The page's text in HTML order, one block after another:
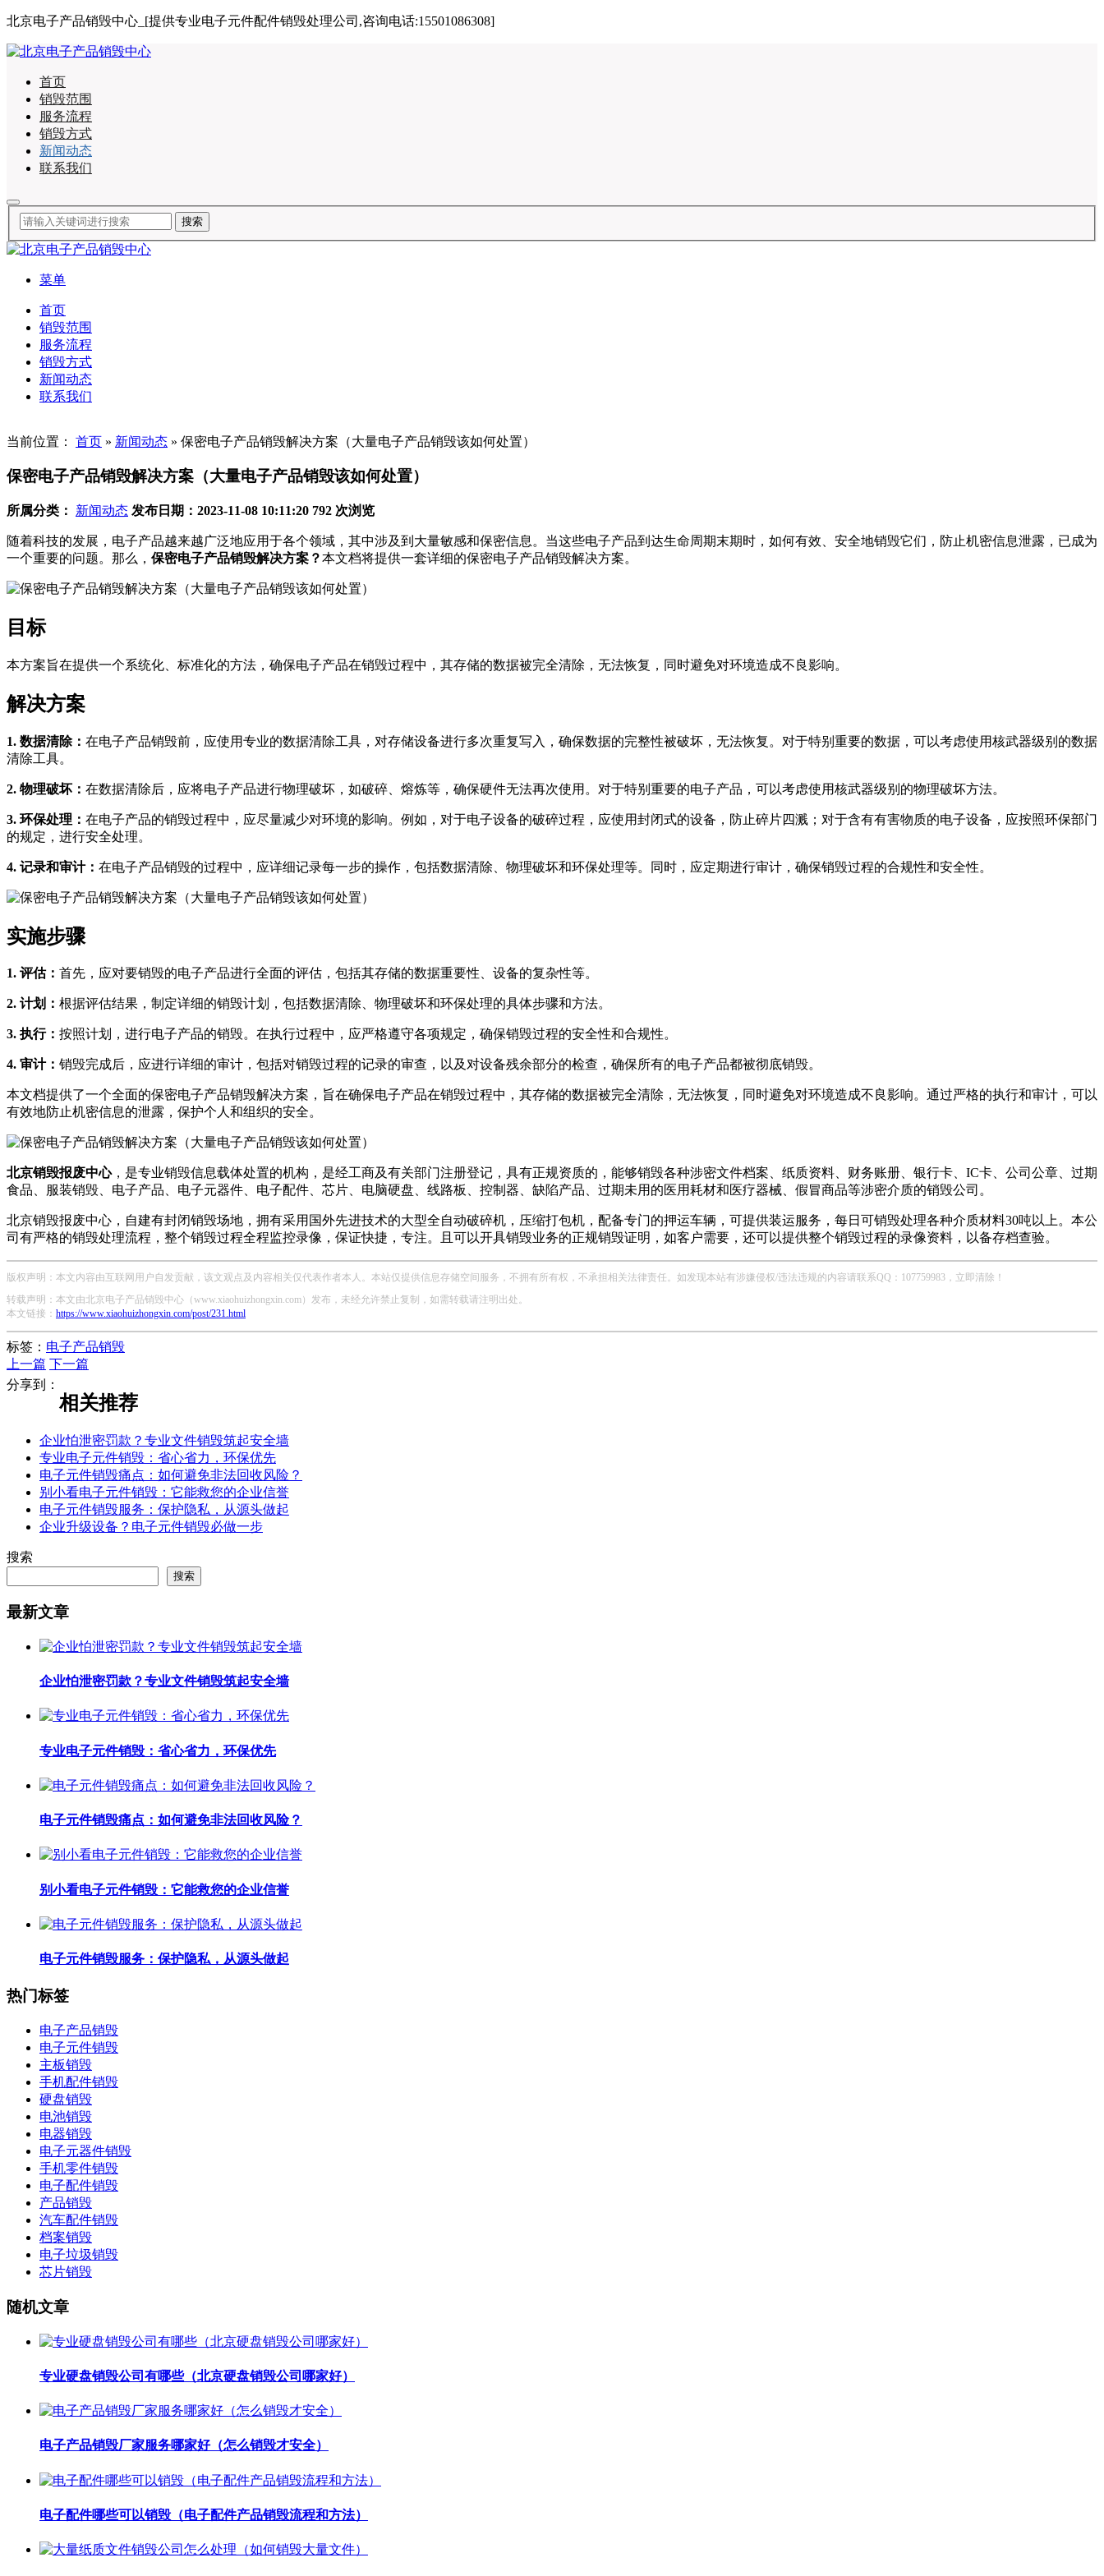
北京电子产品销毁中心_[提供专业电子元件配件销毁处理公司,咨询电话:15501086308]
首页
销毁范围
服务流程
销毁方式
新闻动态
联系我们
菜单
首页
销毁范围
服务流程
销毁方式
新闻动态
联系我们
当前位置： 首页 » 新闻动态 » 保密电子产品销毁解决方案（大量电子产品销毁该如何处置）
保密电子产品销毁解决方案（大量电子产品销毁该如何处置）
所属分类： 新闻动态 发布日期：2023-11-08 10:11:20 792 次浏览
随着科技的发展，电子产品越来越广泛地应用于各个领域，其中涉及到大量敏感和保密信息。当这些电子产品到达生命周期末期时，如何有效、安全地销毁它们，防止机密信息泄露，已成为
一个重要的问题。那么， 保密电子产品销毁解决方案？本文档将提供一套详细的保密电子产品销毁解决方案。
目标
本方案旨在提供一个系统化、标准化的方法，确保电子产品在销毁过程中，其存储的数据被完全清除，无法恢复，同时避免对环境造成不良影响。
解决方案
1. 数据清除： 在电子产品销毁前，应使用专业的数据清除工具，对存储设备进行多次重复写入，确保数据的完整性被破坏，无法恢复。对于特别重要的数据，可以考虑使用核武器级别的数据
清除工具。
2. 物理破坏： 在数据清除后，应将电子产品进行物理破坏，如破碎、熔炼等，确保硬件无法再次使用。对于特别重要的电子产品，可以考虑使用核武器级别的物理破坏方法。
3. 环保处理： 在电子产品的销毁过程中，应尽量减少对环境的影响。例如，对于电子设备的破碎过程，应使用封闭式的设备，防止碎片四溅；对于含有有害物质的电子设备，应按照环保部门
的规定，进行安全处理。
4. 记录和审计： 在电子产品销毁的过程中，应详细记录每一步的操作，包括数据清除、物理破坏和环保处理等。同时，应定期进行审计，确保销毁过程的合规性和安全性。
实施步骤
1. 评估： 首先，应对要销毁的电子产品进行全面的评估，包括其存储的数据重要性、设备的复杂性等。
2. 计划： 根据评估结果，制定详细的销毁计划，包括数据清除、物理破坏和环保处理的具体步骤和方法。
3. 执行： 按照计划，进行电子产品的销毁。在执行过程中，应严格遵守各项规定，确保销毁过程的安全性和合规性。
4. 审计： 销毁完成后，应进行详细的审计，包括对销毁过程的记录的审查，以及对设备残余部分的检查，确保所有的电子产品都被彻底销毁。
本文档提供了一个全面的保密电子产品销毁解决方案，旨在确保电子产品在销毁过程中，其存储的数据被完全清除，无法恢复，同时避免对环境造成不良影响。通过严格的执行和审计，可以
有效地防止机密信息的泄露，保护个人和组织的安全。
北京销毁报废中心，是专业销毁信息载体处置的机构，是经工商及有关部门注册登记，具有正规资质的，能够销毁各种涉密文件档案、纸质资料、财务账册、银行卡、IC卡、公司公章、过期
食品、服装销毁、电子产品、电子元器件、电子配件、芯片、电脑硬盘、线路板、控制器、缺陷产品、过期未用的医用耗材和医疗器械、假冒商品等涉密介质的销毁公司。
北京销毁报废中心，自建有封闭销毁场地，拥有采用国外先进技术的大型全自动破碎机，压缩打包机，配备专门的押运车辆，可提供装运服务，每日可销毁处理各种介质材料30吨以上。本公
司有严格的销毁处理流程，整个销毁过程全程监控录像，保证快捷，专注。且可以开具销毁业务的正规销毁证明，如客户需要，还可以提供整个销毁过程的录像资料，以备存档查验。
版权声明：本文内容由互联网用户自发贡献，该文观点及内容相关仅代表作者本人。本站仅提供信息存储空间服务，不拥有所有权，不承担相关法律责任。如发现本站有涉嫌侵权/违法违规的内容请联系QQ：107759983，立即清除！
转载声明：本文由北京电子产品销毁中心（www.xiaohuizhongxin.com）发布，未经允许禁止复制，如需转载请注明出处。
本文链接： https://www.xiaohuizhongxin.com/post/231.html
标签： 电子产品销毁
上一篇
下一篇
分享到：
相关推荐
企业怕泄密罚款？专业文件销毁筑起安全墙
专业电子元件销毁：省心省力，环保优先
电子元件销毁痛点：如何避免非法回收风险？
别小看电子元件销毁：它能救您的企业信誉
电子元件销毁服务：保护隐私，从源头做起
企业升级设备？电子元件销毁必做一步
搜索
搜索
最新文章
企业怕泄密罚款？专业文件销毁筑起安全墙
专业电子元件销毁：省心省力，环保优先
电子元件销毁痛点：如何避免非法回收风险？
别小看电子元件销毁：它能救您的企业信誉
电子元件销毁服务：保护隐私，从源头做起
热门标签
电子产品销毁
电子元件销毁
主板销毁
手机配件销毁
硬盘销毁
电池销毁
电器销毁
电子元器件销毁
手机零件销毁
电子配件销毁
产品销毁
汽车配件销毁
档案销毁
电子垃圾销毁
芯片销毁
随机文章
专业硬盘销毁公司有哪些（北京硬盘销毁公司哪家好）
电子产品销毁厂家服务哪家好（怎么销毁才安全）
电子配件哪些可以销毁（电子配件产品销毁流程和方法）